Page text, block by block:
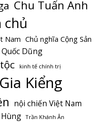
Chu Tuấn Anh
chủ
Nam Chủ nghĩa Cộng Sản
Dũng
kinh tế chính trị
Kiểng
nội chiến Việt Nam
Trần Khánh Ân